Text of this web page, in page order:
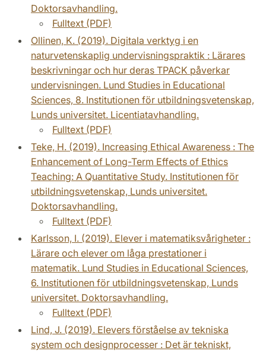
Doktorsavhandling.
Fulltext (PDF)
Ollinen, K. (2019). Digitala verktyg i en
naturvetenskaplig undervisningspraktik : Lärares
beskrivningar och hur deras TPACK påverkar
undervisningen. Lund Studies in Educational
Sciences, 8. Institutionen för utbildningsvetenskap,
Lunds universitet. Licentiatavhandling.
Fulltext (PDF)
Teke, H. (2019). Increasing Ethical Awareness : The
Enhancement of Long-Term Effects of Ethics
Teaching: A Quantitative Study. Institutionen för
utbildningsvetenskap, Lunds universitet.
Doktorsavhandling.
Fulltext (PDF)
Karlsson, I. (2019). Elever i matematiksvårigheter :
Lärare och elever om låga prestationer i
matematik. Lund Studies in Educational Sciences,
6. Institutionen för utbildningsvetenskap, Lunds
universitet. Doktorsavhandling.
Fulltext (PDF)
Lind, J. (2019). Elevers förståelse av tekniska
system och designprocesser : Det är tekniskt,